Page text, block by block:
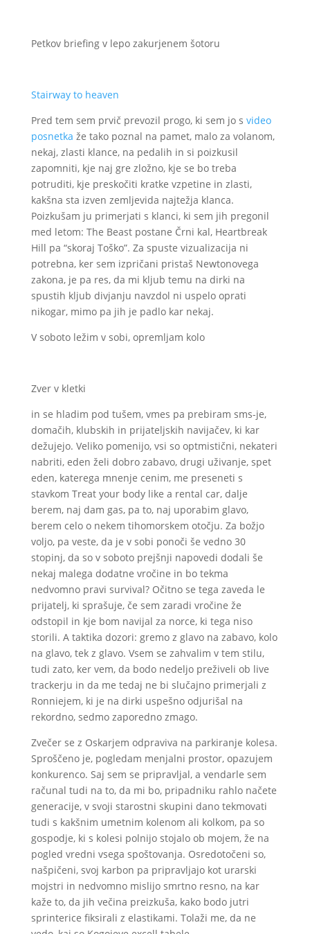
Petkov briefing v lepo zakurjenem šotoru
Stairway to heaven
Pred tem sem prvič prevozil progo, ki sem jo s video
posnetka že tako poznal na pamet, malo za volanom,
nekaj, zlasti klance, na pedalih in si poizkusil
zapomniti, kje naj gre zložno, kje se bo treba
potruditi, kje preskočiti kratke vzpetine in zlasti,
kakšna sta izven zemljevida najtežja klanca.
Poizkušam ju primerjati s klanci, ki sem jih pregonil
med letom: The Beast postane Črni kal, Heartbreak
Hill pa “skoraj Toško”. Za spuste vizualizacija ni
potrebna, ker sem izpričani pristaš Newtonovega
zakona, je pa res, da mi kljub temu na dirki na
spustih kljub divjanju navzdol ni uspelo oprati
nikogar, mimo pa jih je padlo kar nekaj.
V soboto ležim v sobi, opremljam kolo
Zver v kletki
in se hladim pod tušem, vmes pa prebiram sms-je,
domačih, klubskih in prijateljskih navijačev, ki kar
dežujejo. Veliko pomenijo, vsi so optmistični, nekateri
nabriti, eden želi dobro zabavo, drugi uživanje, spet
eden, katerega mnenje cenim, me preseneti s
stavkom Treat your body like a rental car, dalje
berem, naj dam gas, pa to, naj uporabim glavo,
berem celo o nekem tihomorskem otočju. Za božjo
voljo, pa veste, da je v sobi ponoči še vedno 30
stopinj, da so v soboto prejšnji napovedi dodali še
nekaj malega dodatne vročine in bo tekma
nedvomno pravi survival? Očitno se tega zaveda le
prijatelj, ki sprašuje, če sem zaradi vročine že
odstopil in kje bom navijal za norce, ki tega niso
storili. A taktika dozori: gremo z glavo na zabavo, kolo
na glavo, tek z glavo. Vsem se zahvalim v tem stilu,
tudi zato, ker vem, da bodo nedeljo preživeli ob live
trackerju in da me tedaj ne bi slučajno primerjali z
Ronniejem, ki je na dirki uspešno odjurišal na
rekordno, sedmo zaporedno zmago.
Zvečer se z Oskarjem odpraviva na parkiranje kolesa.
Sproščeno je, pogledam menjalni prostor, opazujem
konkurenco. Saj sem se pripravljal, a vendarle sem
računal tudi na to, da mi bo, pripadniku rahlo načete
generacije, v svoji starostni skupini dano tekmovati
tudi s kakšnim umetnim kolenom ali kolkom, pa so
gospodje, ki s kolesi polnijo stojalo ob mojem, že na
pogled vredni vsega spoštovanja. Osredotočeni so,
našpičeni, svoj karbon pa pripravljajo kot urarski
mojstri in nedvomno mislijo smrtno resno, na kar
kaže to, da jih večina preizkuša, kako bodo jutri
sprinterice fiksirali z elastikami. Tolaži me, da ne